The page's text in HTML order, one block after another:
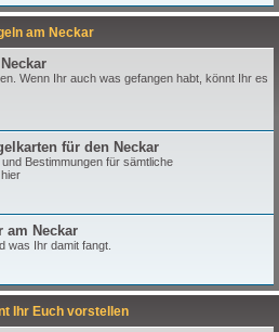
am Neckar
Wenn Ihr auch was gefangen habt, könnt Ihr es
für den Neckar
Bestimmungen für sämtliche
am Neckar
was Ihr damit fangt.
Ihr Euch vorstellen